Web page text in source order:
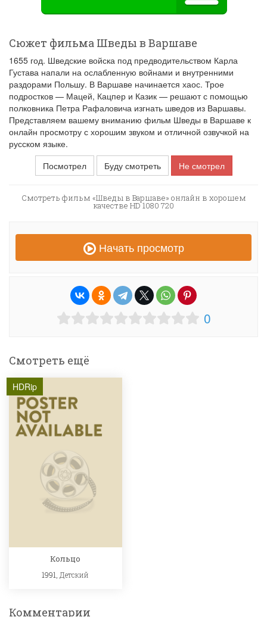
Сюжет фильма Шведы в Варшаве
1655 год. Шведские войска под предводительством Карла
Густава напали на ослабленную войнами и внутренними
раздорами Польшу. В Варшаве начинается хаос. Трое
подростков — Мацей, Кацпер и Казик — решают с помощью
полковника Петра Рафаловича изгнать шведов из Варшавы.
Представляем вашему вниманию фильм Шведы в Варшаве к
онлайн просмотру с хорошим звуком и отличной озвучкой на
русском языке.
Посмотрел
Буду смотреть Не смотрел
Смотреть фильм «Шведы в Варшаве» онлайн в хорошем
качестве HD 1080 720
Начать просмотр
0
Смотреть ещё
HDRip
Кольцо
1991, Детский
Комментарии